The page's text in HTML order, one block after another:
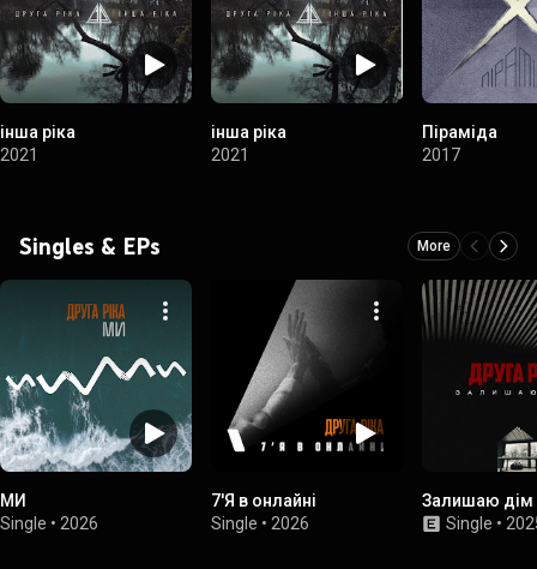
інша ріка
2021
iнша рiка
2021
Піраміда
2017
Singles & EPs More
МИ
Single • 2026
7'Я в онлайні
Single • 2026
Залишаю дім
Single •